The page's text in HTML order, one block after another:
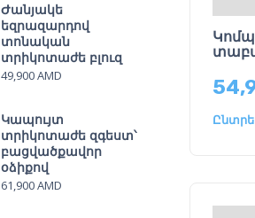
Ժանյակե
եզրազարդով
տոնական
տրիկոտաժե բլուզ
49,900AMD
Կապույտ
տրիկոտաժե զգեստ՝
բացվածքավոր
օձիքով
61,900AMD